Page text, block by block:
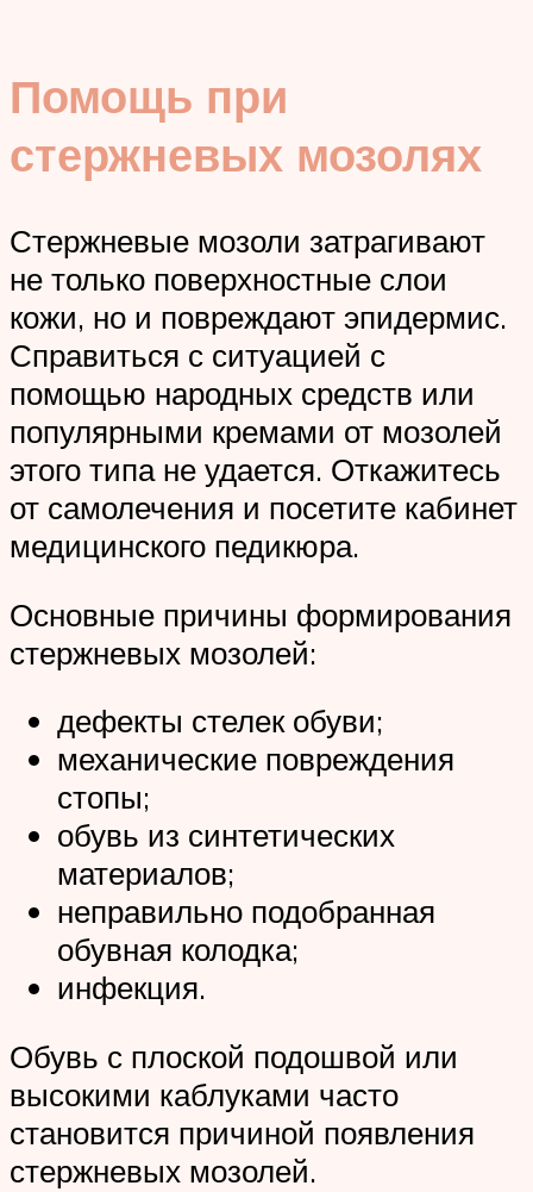
Помощь при
стержневых мозолях
Стержневые мозоли затрагивают
не только поверхностные слои
кожи, но и повреждают эпидермис.
Справиться с ситуацией с
помощью народных средств или
популярными кремами от мозолей
этого типа не удается. Откажитесь
от самолечения и посетите кабинет
медицинского педикюра.
Основные причины формирования
стержневых мозолей:
дефекты стелек обуви;
механические повреждения
стопы;
обувь из синтетических
материалов;
неправильно подобранная
обувная колодка;
инфекция.
Обувь с плоской подошвой или
высокими каблуками часто
становится причиной появления
стержневых мозолей.